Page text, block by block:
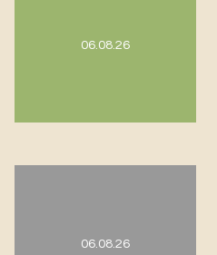
06.08.26
06.08.26